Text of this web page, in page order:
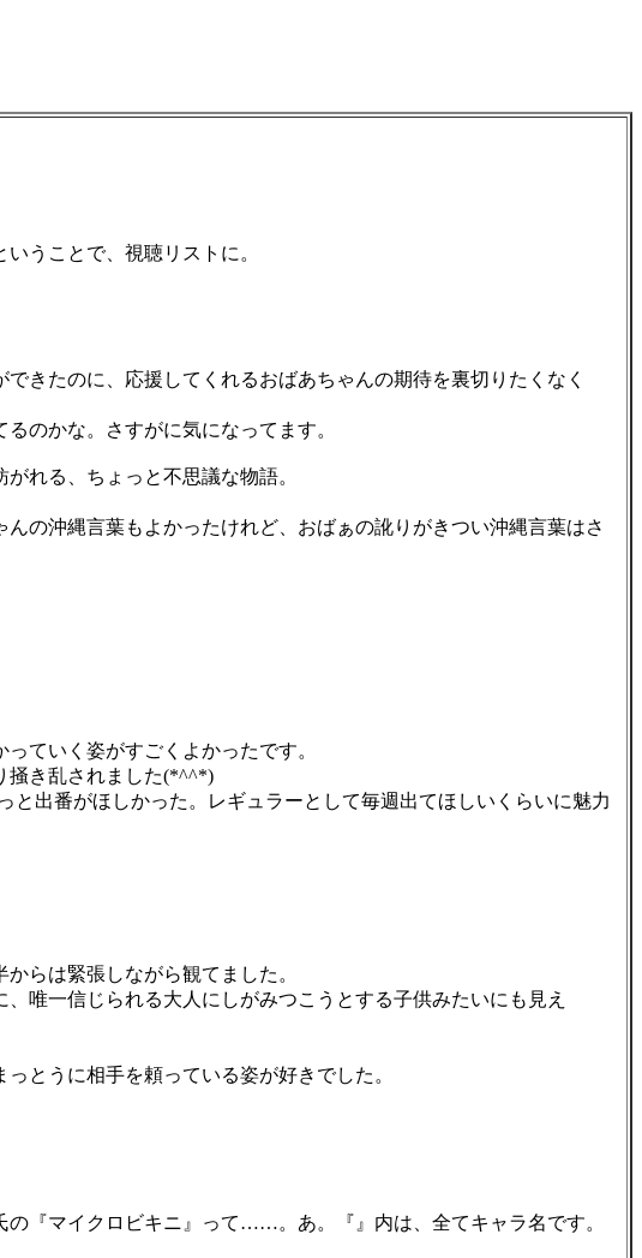
うことで、視聴リストに。
きたのに、応援してくれるおばあちゃんの期待を裏切りたくなく
のかな。さすがに気になってます。
れる、ちょっと不思議な物語。
の沖縄言葉もよかったけれど、おばぁの訛りがきつい沖縄言葉はさ
ていく姿がすごくよかったです。
掻き乱されました(*^^*)
出番がほしかった。レギュラーとして毎週出てほしいくらいに魅力
らは緊張しながら観てました。
唯一信じられる大人にしがみつこうとする子供みたいにも見え
とうに相手を頼っている姿が好きでした。
『マイクロビキニ』って……。あ。『』内は、全てキャラ名です。